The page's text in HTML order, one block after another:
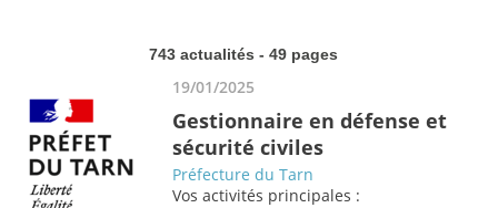
743 actualités - 49 pages
19/01/2025
Gestionnaire en défense et
sécurité civiles
Préfecture du Tarn
Vos activités principales :